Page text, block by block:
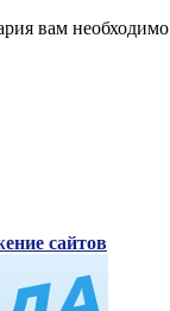
вам необходимо